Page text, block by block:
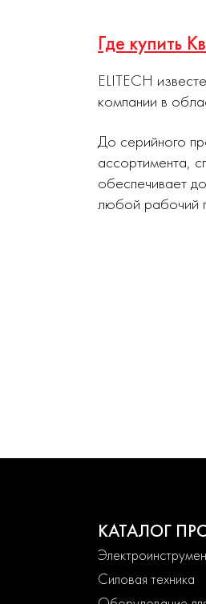
Где купить
ELITECH
компании в
До серийного
ассортимента,
обеспечивает
любой рабочий
КАТАЛОГ
Силовая техника